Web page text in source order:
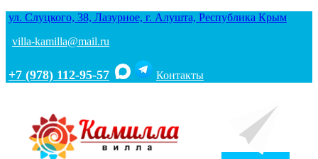
ул. Слуцкого, 38, Лазурное, г. Алушта, Республика Крым
villa-kamilla@mail.ru
+7 (978) 112-95-57 Контакты